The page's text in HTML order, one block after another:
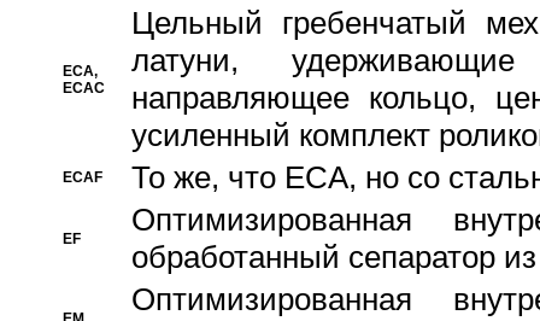
ECA,
ECAC
Цельный гребенчатый
латуни,
направляющее кольцо,
усиленный комплект
ECAF То же, что ECA, но со
EF
Оптимизированная
обработанный сепаратор
Оптимизированная